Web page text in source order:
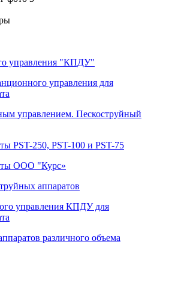
управления "КПДУ"
управления для
управлением. Пескоструйный
PST-250, PST-100 и PST-75
ООО "Курс»
аппаратов
управления КПДУ для
различного объема